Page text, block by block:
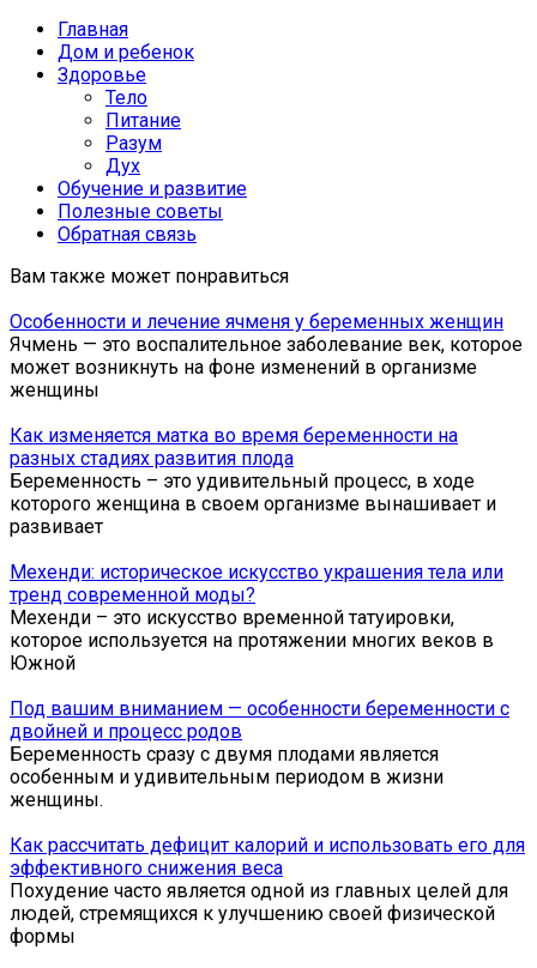
Главная
Дом и ребенок
Здоровье
Тело
Питание
Разум
Дух
Обучение и развитие
Полезные советы
Обратная связь
Вам также может понравиться
Особенности и лечение ячменя у беременных женщин
Ячмень — это воспалительное заболевание век, которое
может возникнуть на фоне изменений в организме
женщины
Как изменяется матка во время беременности на
разных стадиях развития плода
Беременность – это удивительный процесс, в ходе
которого женщина в своем организме вынашивает и
развивает
Мехенди: историческое искусство украшения тела или
тренд современной моды?
Мехенди – это искусство временной татуировки,
которое используется на протяжении многих веков в
Южной
Под вашим вниманием — особенности беременности с
двойней и процесс родов
Беременность сразу с двумя плодами является
особенным и удивительным периодом в жизни
женщины.
Как рассчитать дефицит калорий и использовать его для
эффективного снижения веса
Похудение часто является одной из главных целей для
людей, стремящихся к улучшению своей физической
формы